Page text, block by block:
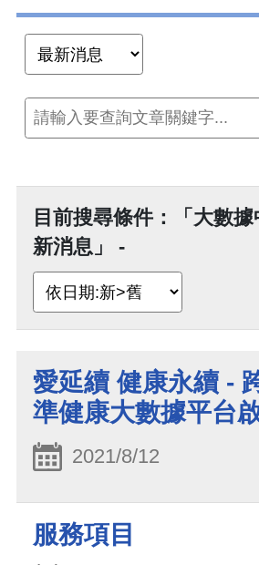
目前搜尋條件：「大數
新消息」 -
愛延續 健康永續 -
準健康大數據平台
2021/8/12
服務項目